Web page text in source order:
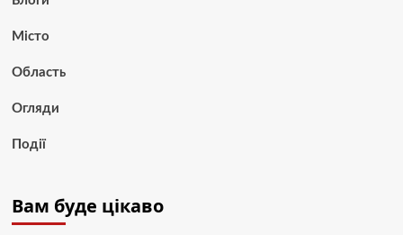
Місто
Область
Огляди
Події
Вам буде цікаво